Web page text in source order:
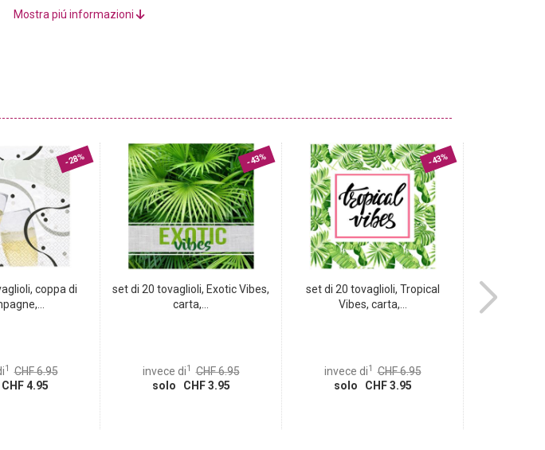
feste e la migliore
Mostra piú informazioni
-28%
coppa di
1 CHF 6.95
4.95
-43%
set di 20 tovaglioli, Exotic Vibes,
carta,...
invece di1 CHF 6.95
solo CHF 3.95
-43%
set di 20 tovaglioli, Tropical
Vibes, carta,...
invece di1 CHF 6.95
solo CHF 3.95
set di 20